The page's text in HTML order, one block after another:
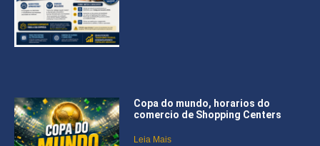
Copa do mundo, horarios do
comercio de Shopping Centers
Leia Mais